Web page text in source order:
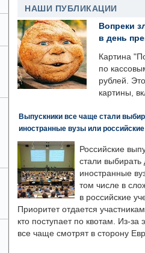
НАШИ ПУБЛИКАЦИИ
Вопреки
в день
Картина
по
рублей.
картины,
Выпускники все чаще стали
иностранные вузы или
Российские
стали выбирать
иностранные
том числе в
в российские
Приоритет отдается
кто поступает по квотам. Из-за
все чаще смотрят в сторону